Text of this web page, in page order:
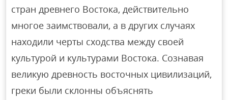
стран древнего Востока, действительно
многое заимствовали, а в других случаях
находили черты сходства между своей
культурой и культурами Востока. Сознавая
великую древность восточных цивилизаций,
греки были склонны объяснять